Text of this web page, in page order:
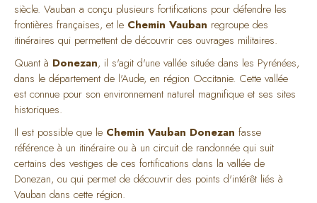
siècle. Vauban a conçu plusieurs fortifications pour défendre les
frontières françaises, et le Chemin Vauban regroupe des
itinéraires qui permettent de découvrir ces ouvrages militaires.
Quant à Donezan, il s'agit d'une vallée située dans les Pyrénées,
dans le département de l'Aude, en région Occitanie. Cette vallée
est connue pour son environnement naturel magnifique et ses sites
historiques.
Il est possible que le Chemin Vauban Donezan fasse
référence à un itinéraire ou à un circuit de randonnée qui suit
certains des vestiges de ces fortifications dans la vallée de
Donezan, ou qui permet de découvrir des points d'intérêt liés à
Vauban dans cette région.